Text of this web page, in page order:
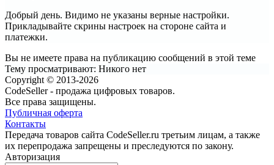
Добрый день. Видимо не указаны верные настройки.
Прикладывайте скрины настроек на стороне сайта и
платежки.
Вы не имеете права на публикацию сообщений в этой теме
Тему просматривают: Никого нет
Copyright © 2013-2026
CodeSeller - продажа цифровых товаров.
Все права защищены.
Публичная оферта
Контакты
Передача товаров сайта CodeSeller.ru третьим лицам, а также
их перепродажа запрещены и преследуются по закону.
Авторизация